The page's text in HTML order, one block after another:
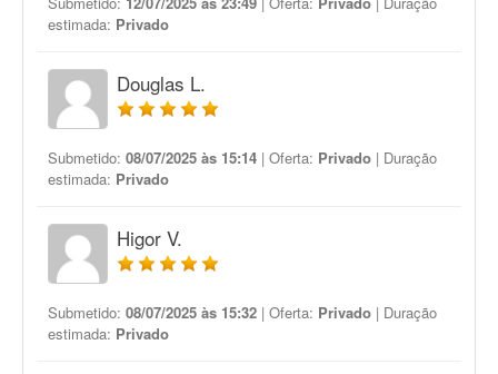
estimada: Privado
Douglas L.
Submetido: 08/07/2025 às 15:14 | Oferta: Privado | Duração
estimada: Privado
Higor V.
Submetido: 08/07/2025 às 15:32 | Oferta: Privado | Duração
estimada: Privado